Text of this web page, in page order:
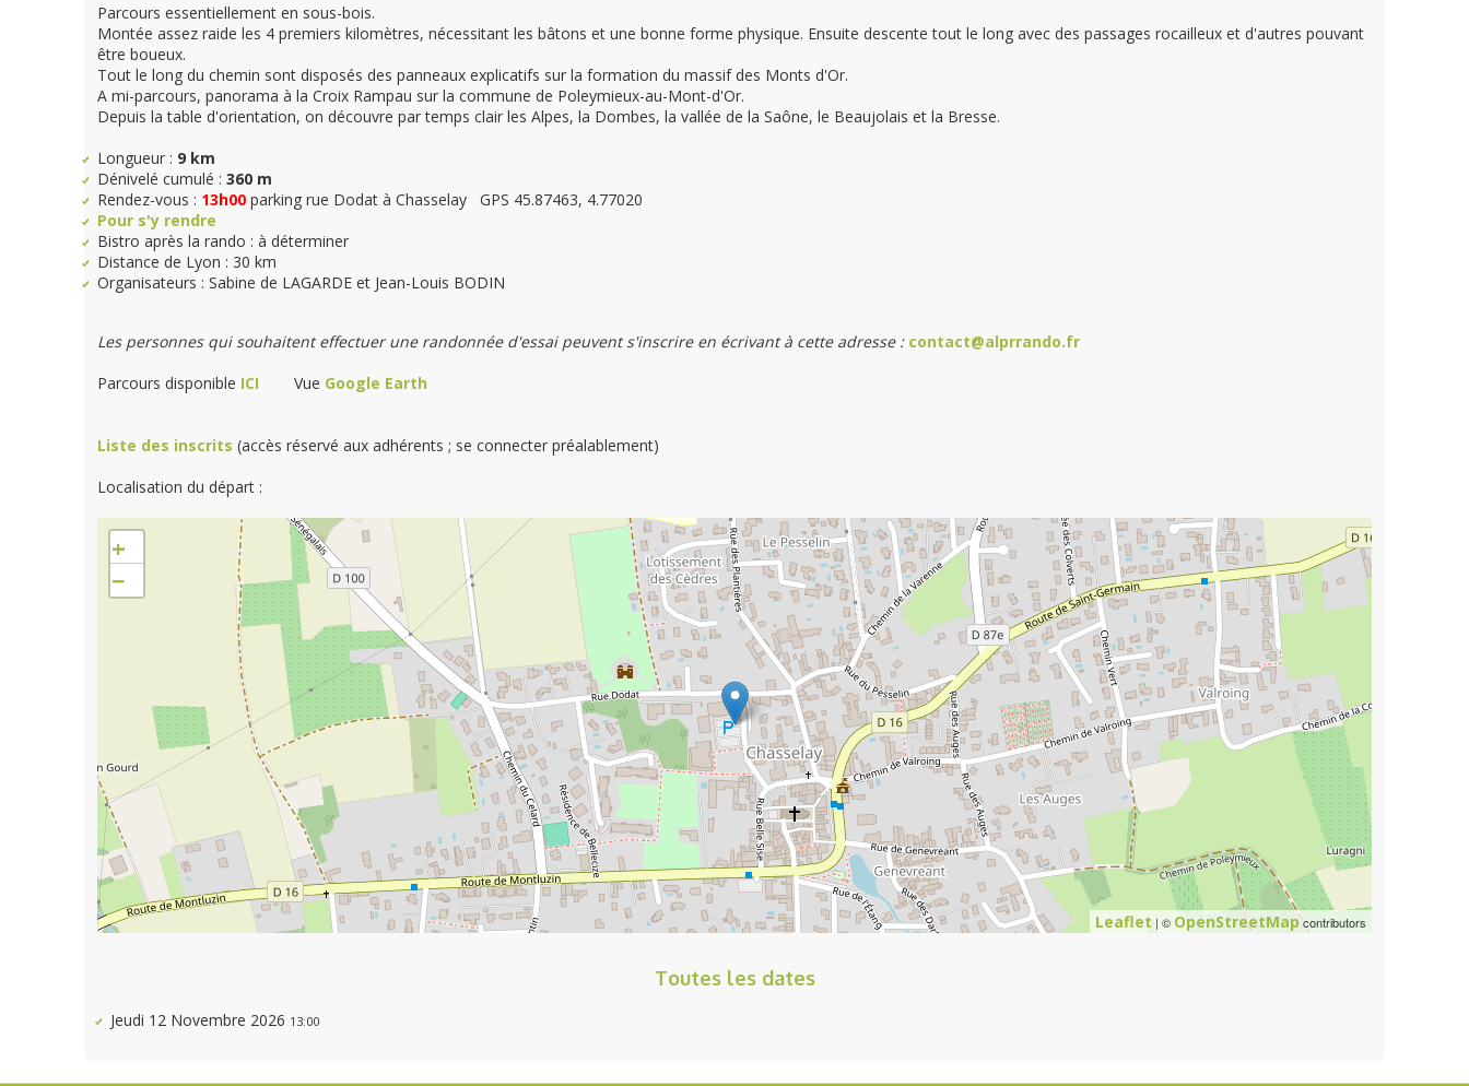
Parcours essentiellement en sous-bois.
Montée assez raide les 4 premiers kilomètres, nécessitant les bâtons et une bonne forme physique. Ensuite descente tout le long avec des passages rocailleux et d'autres pouvant
être boueux.
Tout le long du chemin sont disposés des panneaux explicatifs sur la formation du massif des Monts d'Or.
A mi-parcours, panorama à la Croix Rampau sur la commune de Poleymieux-au-Mont-d'Or.
Depuis la table d'orientation, on découvre par temps clair les Alpes, la Dombes, la vallée de la Saône, le Beaujolais et la Bresse.
Longueur : 9 km
Dénivelé cumulé :360 m
Rendez-vous : 13h00 parking rue Dodat à Chasselay GPS 45.87463, 4.77020
Pour s'y rendre
Bistro après la rando : à déterminer
Distance de Lyon : 30 km
Organisateurs : Sabine de LAGARDE et Jean-Louis BODIN
Les personnes qui souhaitent effectuer une randonnée d'essai peuvent s'inscrire en écrivant à cette adresse : contact@alprrando.fr
Parcours disponible ICI Vue Google Earth
Liste des inscrits (accès réservé aux adhérents ; se connecter préalablement)
Localisation du départ :
+
−
Leaflet | © OpenStreetMapcontributors
Toutes les dates
Jeudi 12 Novembre 2026 13:00